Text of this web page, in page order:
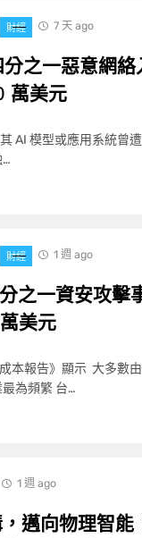
財經 7 天 ago
之一惡意網
萬美元
AI 模型或應用系統曾
…
財經 1 週 ago
之一資安攻擊
美元
本報告》顯示 大多數
為頻繁 台…
1 週 ago
邁向物理智